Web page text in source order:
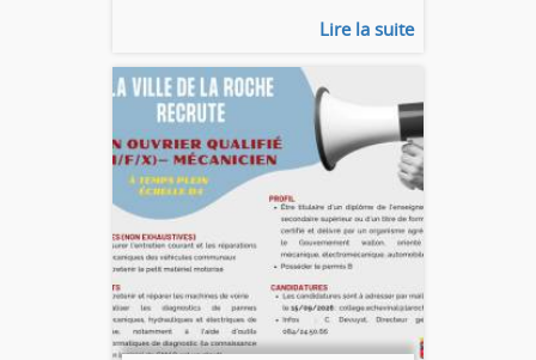
Lire la suite